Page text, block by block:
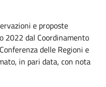
e proposte
2022 dal Coordinamento
delle Regioni e
in pari data, con nota